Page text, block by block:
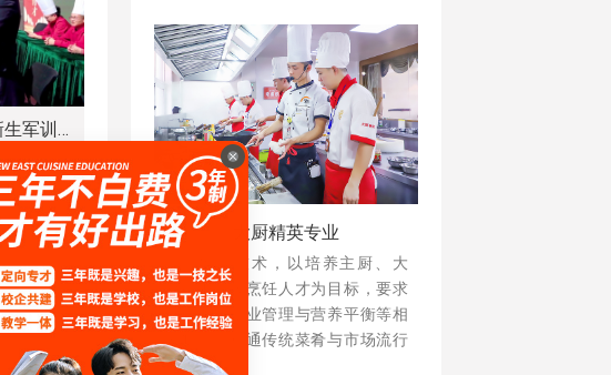
西安新东方烹饪技工学校2025春季新生军训圆满闭幕
大厨精英专业
注重实操技术，以培养主厨、大
厨、中高级烹饪人才为目标，要求
掌握餐饮企业管理与营养平衡等相
关知识，精通传统菜肴与市场流行
菜制作。